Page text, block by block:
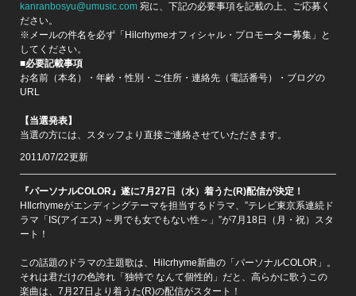
kanranbosyu@umusic.com 宛に、下記の必要事項を記載の上、ご応募く
ださい。
※メールの件名を必ず「Hilcrhymeオフィシャル・プロモーター募集」と
してください。
■必要記載事項
お名前（本名）・年齢・性別・ご住所・連絡先（電話番号）・ブログの
URL
【当選発表】
当選の方には、スタッフより直接ご連絡させていただきます。
2011/07/22更新
『パーソナルCOLOR』遂に7月27日（水）着うた(R)配信が決定！
HIlcrhymeがエンディングテーマを担当するドラマ、”テレビ東京系連続ド
ラマ「IS(アイエス) ～男でも女でもない性～」”が7月18日（月・祝）スタ
ート！
この話題のドラマの主題歌は、Hilcrhyme新曲の「パーソナルCOLOR」。
それは君だけの色誇れ「独特で なんて個性的」だと、高らかに歌うこの
楽曲は、7月27日より着うた(R)の配信がスタート！